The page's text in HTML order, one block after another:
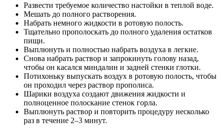
Развести требуемое количество настойки в теплой воде.
Мешать до полного растворения.
Набрать немного жидкости в ротовую полость.
Тщательно прополоскать до полного удаления остатков
пищи.
Выплюнуть и полностью набрать воздуха в легкие.
Снова набрать раствор и запрокинуть голову назад,
чтобы он касался миндалин и задней стенки глотки.
Потихоньку выпускать воздух в ротовую полость, чтобы
он проходил через раствор прополиса.
Шарики воздуха создают движения жидкости и
полноценное полоскание стенок горла.
Выплюнуть раствор и повторить процедуру несколько
раз в течение 2–3 минут.